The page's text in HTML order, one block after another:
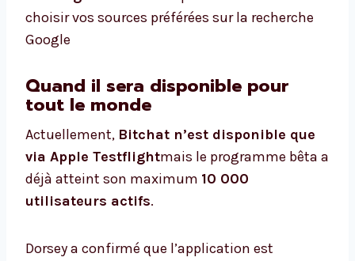
choisir vos sources préférées sur la recherche
Google
Quand il sera disponible pour
tout le monde
Actuellement, Bitchat n’est disponible que
via Apple Testflightmais le programme bêta a
déjà atteint son maximum 10 000
utilisateurs actifs.
Dorsey a confirmé que l’application est